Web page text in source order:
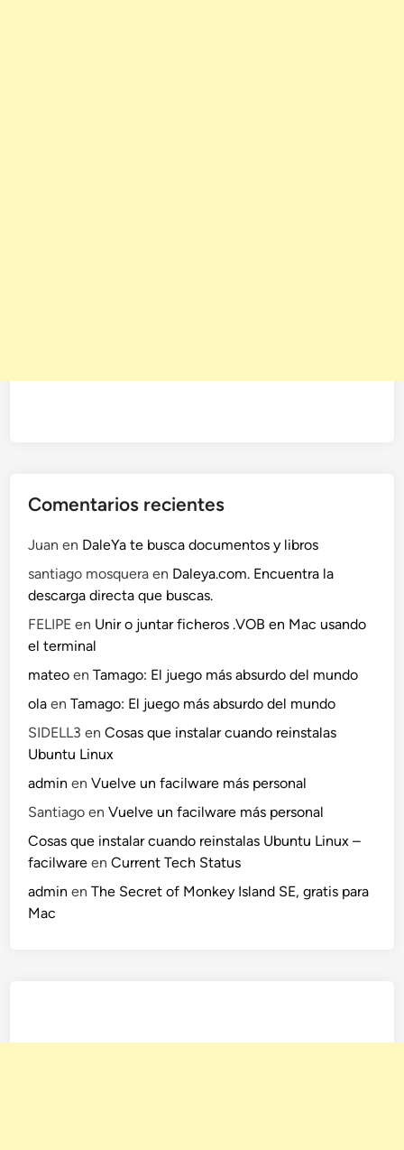
Comentarios recientes
Juan en DaleYa te busca documentos y libros
santiago mosquera en Daleya.com. Encuentra la
descarga directa que buscas.
FELIPE en Unir o juntar ficheros .VOB en Mac usando
el terminal
mateo enTamago: El juego más absurdo del mundo
ola enTamago: El juego más absurdo del mundo
SIDELL3 enCosas que instalar cuando reinstalas
Ubuntu Linux
admin enVuelve un facilware más personal
Santiago enVuelve un facilware más personal
Cosas que instalar cuando reinstalas Ubuntu Linux –
facilware enCurrent Tech Status
admin enThe Secret of Monkey Island SE, gratis para
Mac